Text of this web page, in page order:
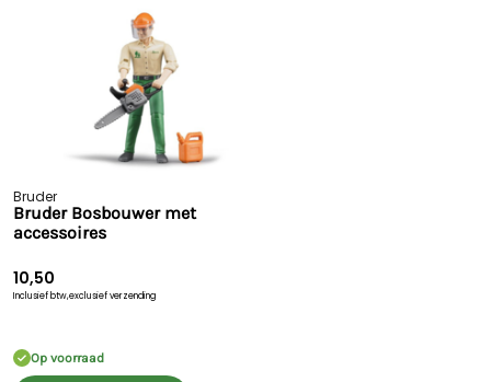
Bruder
Bruder Bosbouwer met
accessoires
10,50
Inclusief btw,exclusief verzending
Op voorraad